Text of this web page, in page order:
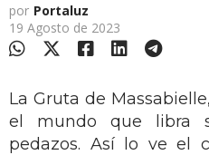
por Portaluz
19 Agosto de 2023
La Gruta de
el mundo que libra
pedazos. Así lo ve el